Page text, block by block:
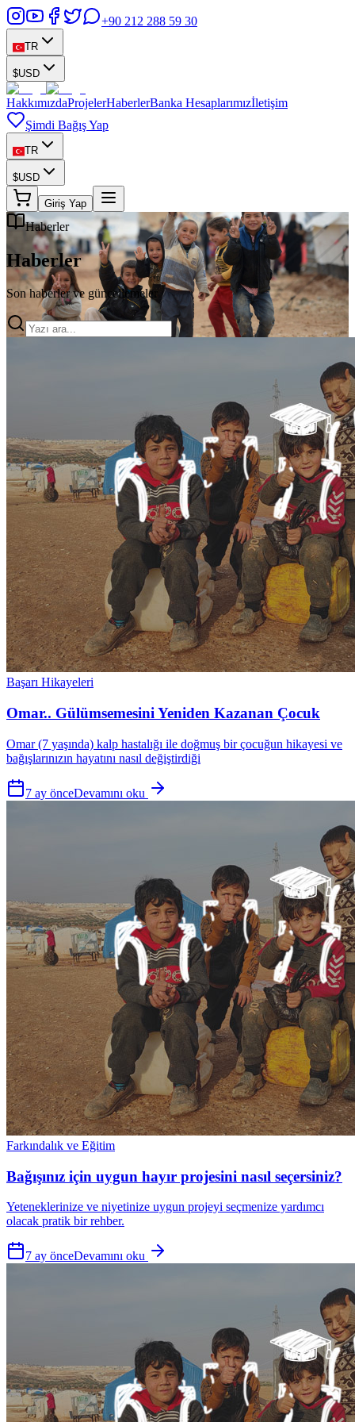
+90 212 288 59 30
TR
$USD
HakkımızdaProjelerHaberlerBanka Hesaplarımızİletişim
Şimdi Bağış Yap
TR
$USD
Giriş Yap
Haberler
Haberler
Son haberler ve güncellemeler
Başarı Hikayeleri
Omar.. Gülümsemesini Yeniden Kazanan Çocuk
Omar (7 yaşında) kalp hastalığı ile doğmuş bir çocuğun hikayesi ve
bağışlarınızın hayatını nasıl değiştirdiği
7 ay önceDevamını oku
Farkındalık ve Eğitim
Bağışınız için uygun hayır projesini nasıl seçersiniz?
Yeteneklerinize ve niyetinize uygun projeyi seçmenize yardımcı
olacak pratik bir rehber.
7 ay önceDevamını oku